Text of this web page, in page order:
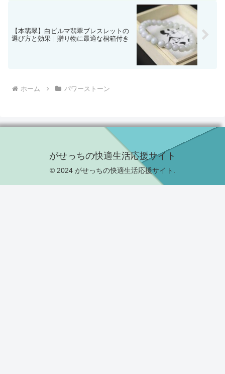
【本翡翠】白ビルマ翡翠ブレスレットの
選び方と効果｜贈り物に最適な桐箱付き
ホーム パワーストーン
がせっちの快適生活応援サイト
© 2024 がせっちの快適生活応援サイト.